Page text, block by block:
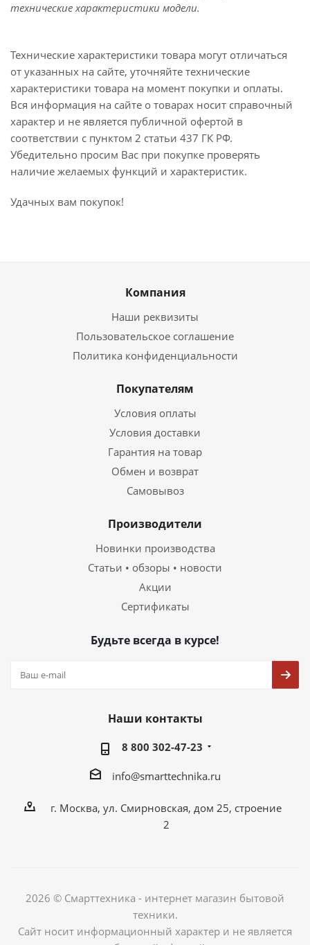
технические характеристики модели.
Технические характеристики товара могут отличаться
от указанных на сайте, уточняйте технические
характеристики товара на момент покупки и оплаты.
Вся информация на сайте о товарах носит справочный
характер и не является публичной офертой в
соответствии с пунктом 2 статьи 437 ГК РФ.
Убедительно просим Вас при покупке проверять
наличие желаемых функций и характеристик.
Удачных вам покупок!
Компания
Наши реквизиты
Пользовательское соглашение
Политика конфиденциальности
Покупателям
Условия оплаты
Условия доставки
Гарантия на товар
Обмен и возврат
Самовывоз
Производители
Новинки производства
Статьи • обзоры • новости
Акции
Сертификаты
Будьте всегда в курсе!
Наши контакты
8 800 302-47-23
info@smarttechnika.ru
г. Москва, ул. Смирновская, дом 25, строение
2
2026 © Смарттехника - интернет магазин бытовой
техники.
Сайт носит информационный характер и не является